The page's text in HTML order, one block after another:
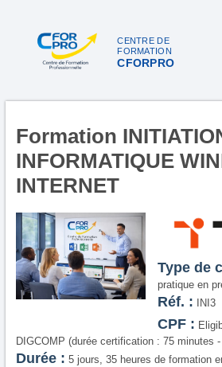
CENTRE DE
FORMATION
CFORPRO
Formation
INFORMATIQUE
INTERNET
Type de
pratique en
Réf. : INI3
CPF :
DIGCOMP (durée certification : 75 minutes
Durée : 5 jours, 35 heures de formation